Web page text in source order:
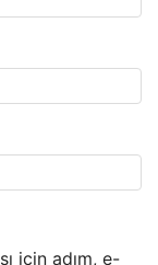
için adım, e-